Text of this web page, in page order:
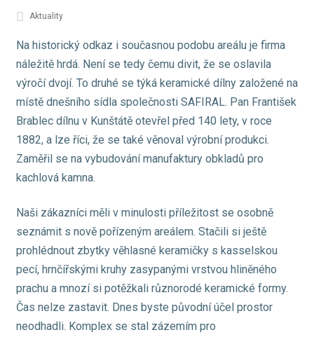
Aktuality
Na historický odkaz i současnou podobu areálu je firma
náležitě hrdá. Není se tedy čemu divit, že se oslavila
výročí dvojí. To druhé se týká keramické dílny založené na
místě dnešního sídla společnosti SAFIRAL. Pan František
Brablec dílnu v Kunštátě otevřel před 140 lety, v roce
1882, a lze říci, že se také věnoval výrobní produkci.
Zaměřil se na vybudování manufaktury obkladů pro
kachlová kamna.
Naši zákazníci měli v minulosti příležitost se osobně
seznámit s nově pořízeným areálem. Stačili si ještě
prohlédnout zbytky věhlasné keramičky s kasselskou
pecí, hrnčířskými kruhy zasypanými vrstvou hliněného
prachu a mnozí si potěžkali různorodé keramické formy.
Čas nelze zastavit. Dnes byste původní účel prostor
neodhadli. Komplex se stal zázemím pro